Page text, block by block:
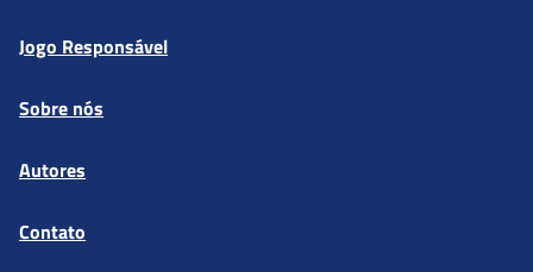
Jogo Responsável
Sobre nós
Autores
Contato